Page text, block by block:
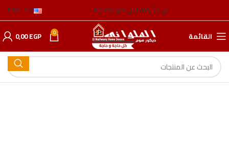
عن الشركةعناوين الفروعالمدونة ENGLISH
القائمة 0
0,00EGP